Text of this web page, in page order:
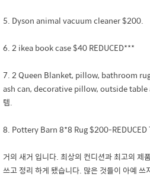
5. Dyson animal vacuum cleaner $200.
6. 2 ikea book case $40 REDUCED***
7. 2 Queen Blanket, pillow, bathroom
ash can, decorative pillow, outside table
템.
8. Pottery Barn 8*8 Rug $200-
거의 새거 입니다. 최상의 컨디션과 최고의 제
쓰고 정리 하게 됐습니다. 많은 것들이 아예